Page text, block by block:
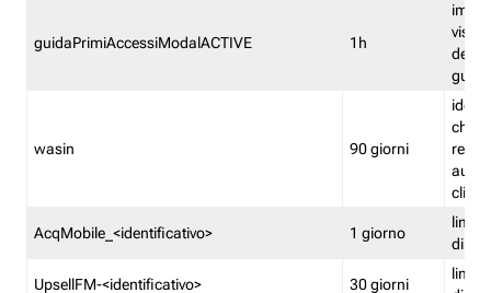
guidaPrimiAccessiModalACTIVE 1h
della
wasin 90 giorni
che
rete
clienti
AcqMobile_<identificativo> 1 giorno
limita
di
UpsellFM-<identificativo> 30 giorni
limita